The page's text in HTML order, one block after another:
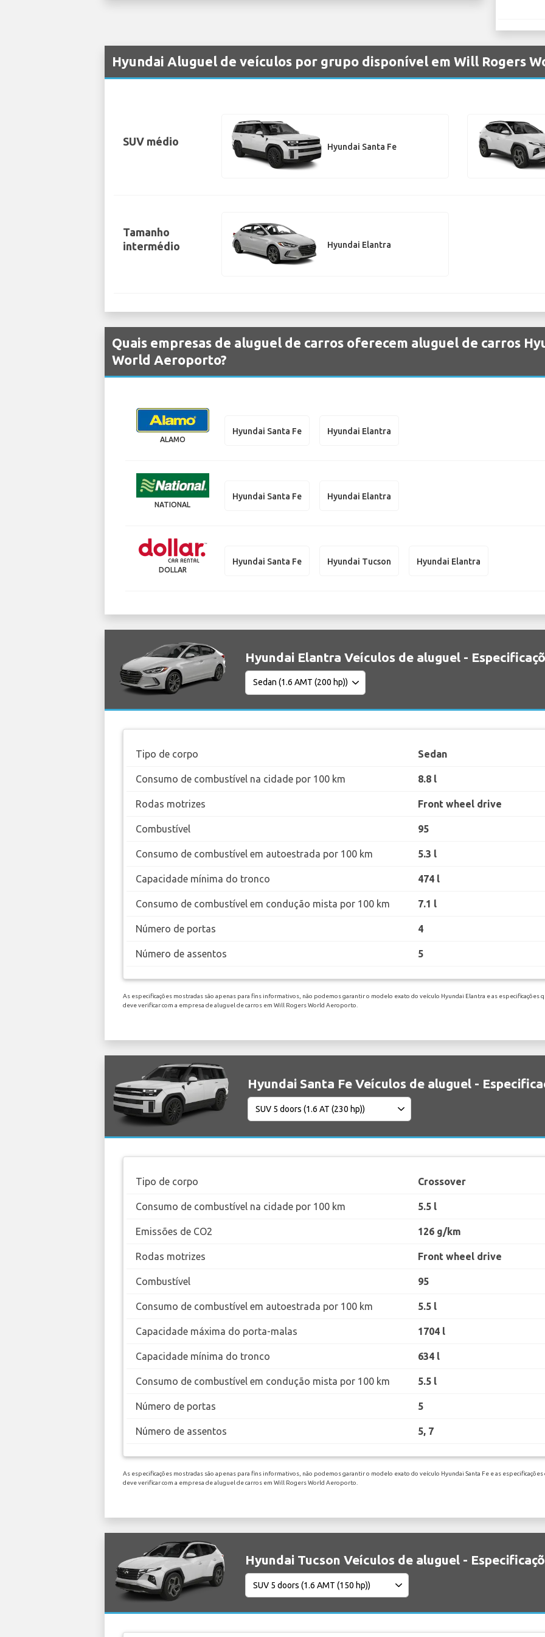
Hyundai Aluguel de veículos por grupo disponível em Will Rogers
SUV médio Hyundai Santa Fe
Tamanho
intermédio
Hyundai Elantra
Quais empresas de aluguel de carros oferecem aluguel de carros
World Aeroporto?
ALAMO
Hyundai Santa Fe Hyundai Elantra
NATIONAL
Hyundai Santa Fe Hyundai Elantra
DOLLAR
Hyundai Santa Fe Hyundai Tucson Hyundai Elantra
Hyundai Elantra Veículos de aluguel -
Tipo de corpo Sedan
Consumo de combustível na cidade por 100 km 8.8 l
Rodas motrizes Front wheel drive
Combustível 95
Consumo de combustível em autoestrada por 100 km 5.3 l
Capacidade mínima do tronco 474 l
Consumo de combustível em condução mista por 100 km 7.1 l
Número de portas 4
Número de assentos 5
As especificações mostradas são apenas para fins informativos, não podemos garantir o modelo exato do veículo Hyundai Elantra e as especificações
deve verificar com a empresa de aluguel de carros em Will Rogers World Aeroporto.
Hyundai Santa Fe Veículos de aluguel -
Tipo de corpo Crossover
Consumo de combustível na cidade por 100 km 5.5 l
Emissões de CO2 126 g/km
Rodas motrizes Front wheel drive
Combustível 95
Consumo de combustível em autoestrada por 100 km 5.5 l
Capacidade máxima do porta-malas 1704 l
Capacidade mínima do tronco 634 l
Consumo de combustível em condução mista por 100 km 5.5 l
Número de portas 5
Número de assentos 5, 7
As especificações mostradas são apenas para fins informativos, não podemos garantir o modelo exato do veículo Hyundai Santa Fe e as
deve verificar com a empresa de aluguel de carros em Will Rogers World Aeroporto.
Hyundai Tucson Veículos de aluguel -